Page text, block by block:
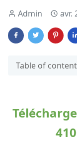
Admin avr.
Table of content